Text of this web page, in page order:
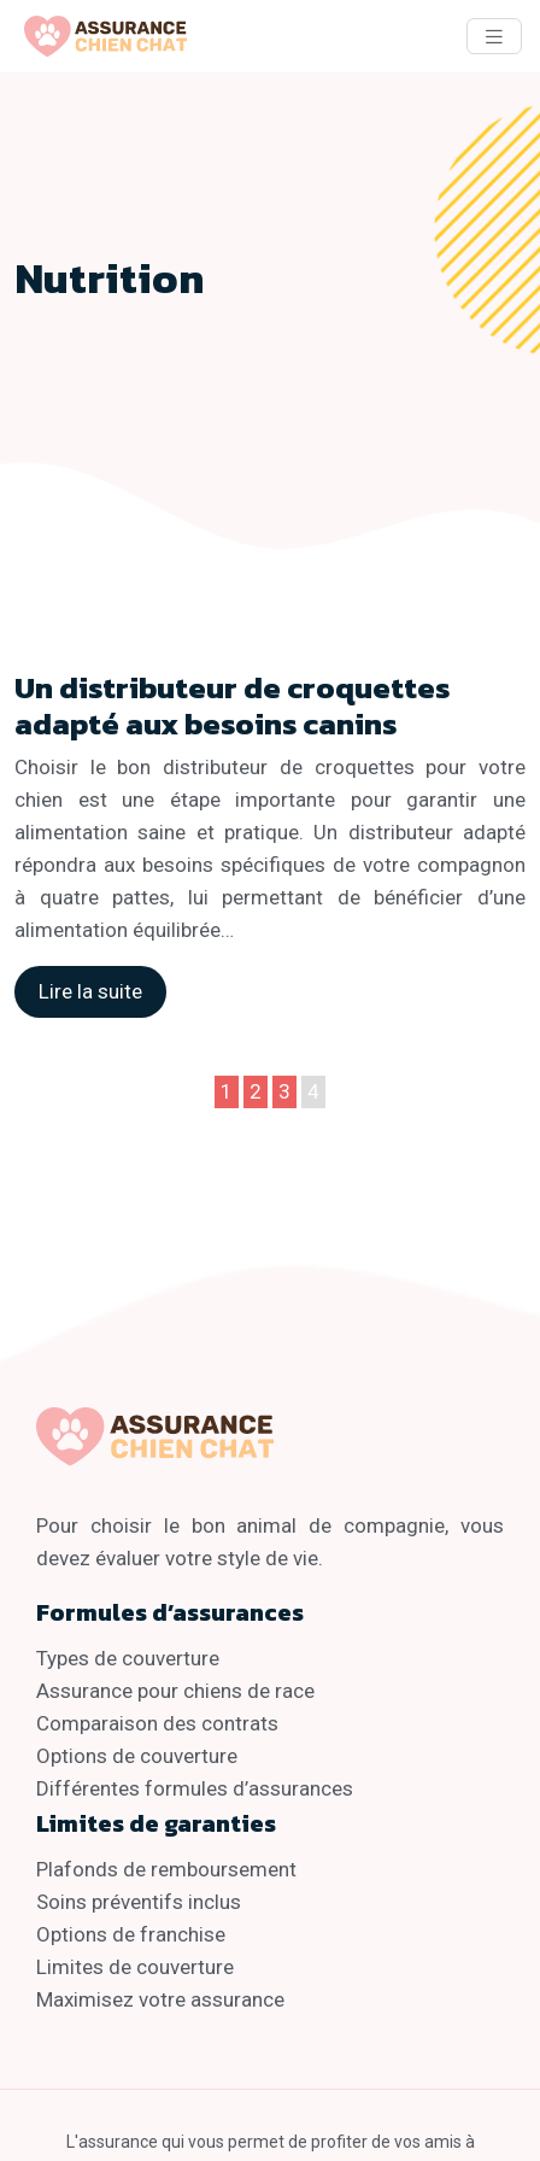
Nutrition
Un distributeur de croquettes
adapté aux besoins canins
Choisir le bon distributeur de croquettes pour votre
chien est une étape importante pour garantir une
alimentation saine et pratique. Un distributeur adapté
répondra aux besoins spécifiques de votre compagnon
à quatre pattes, lui permettant de bénéficier d’une
alimentation équilibrée…
Lire la suite
1 2 3 4
Pour choisir le bon animal de compagnie, vous
devez évaluer votre style de vie.
Formules d’assurances
Types de couverture
Assurance pour chiens de race
Comparaison des contrats
Options de couverture
Différentes formules d’assurances
Limites de garanties
Plafonds de remboursement
Soins préventifs inclus
Options de franchise
Limites de couverture
Maximisez votre assurance
L'assurance qui vous permet de profiter de vos amis à